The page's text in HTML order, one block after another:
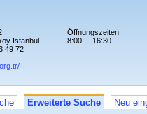
Istanbul
49 72
Öffnungszeiten:
8:00
16:30
Erweiterte Suche Neu